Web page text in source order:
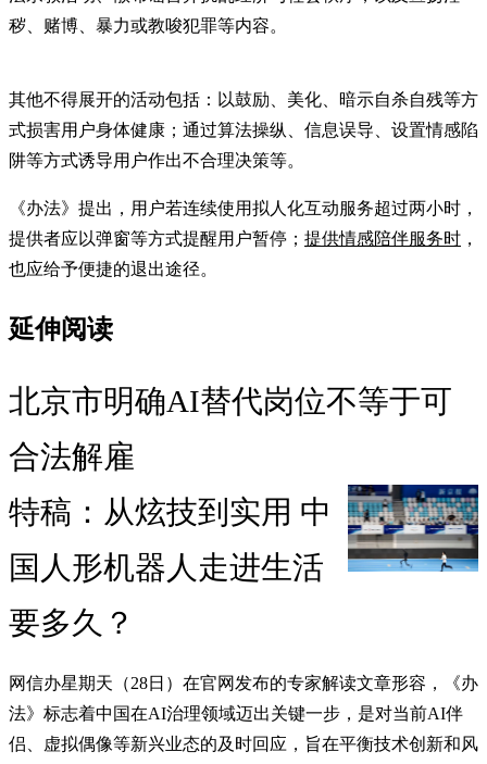
秽、赌博、暴力或教唆犯罪等内容。
其他不得展开的活动包括：以鼓励、美化、暗示自杀自残等方
式损害用户身体健康；通过算法操纵、信息误导、设置情感陷
阱等方式诱导用户作出不合理决策等。
《办法》提出，用户若连续使用拟人化互动服务超过两小时，
提供者应以弹窗等方式提醒用户暂停； 提供情感陪伴服务时 ，
也应给予便捷的退出途径。
延伸阅读
北京市明确AI替代岗位不等于可
合法解雇
特稿：从炫技到实用 中
国人形机器人走进生活
要多久？
网信办星期天（28日）在官网发布的专家解读文章形容，《办
法》标志着中国在AI治理领域迈出关键一步，是对当前AI伴
侣、虚拟偶像等新兴业态的及时回应，旨在平衡技术创新和风